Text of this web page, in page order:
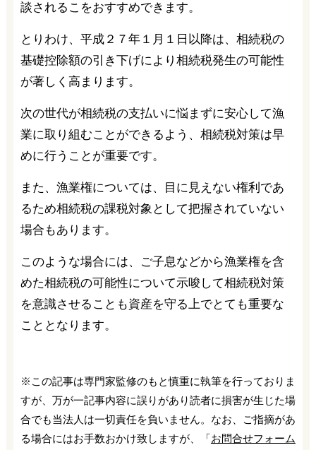
談されるこをおすすめできます。
とりわけ、平成２７年１月１日以降は、相続税の
基礎控除額の引き下げにより相続税発生の可能性
が著しく高まります。
次の世代が相続税の支払いに悩まずに安心して漁
業に取り組むことができるよう、相続税対策は早
めに行うことが重要です。
また、漁業権については、目に見えない権利であ
るため相続税の課税対象として把握されていない
場合もあります。
このような場合には、ご子息などから漁業権を含
めた相続税の可能性について示唆して相続税対策
を意識させることも資産を守る上でとても重要な
こととなります。
※この記事は専門家監修のもと慎重に執筆を行っておりま
すが、万が一記事内容に誤りがあり読者に損害が生じた場
合でも当法人は一切責任を負いません。なお、ご指摘があ
る場合にはお手数おかけ致しますが、「お問合せフォーム